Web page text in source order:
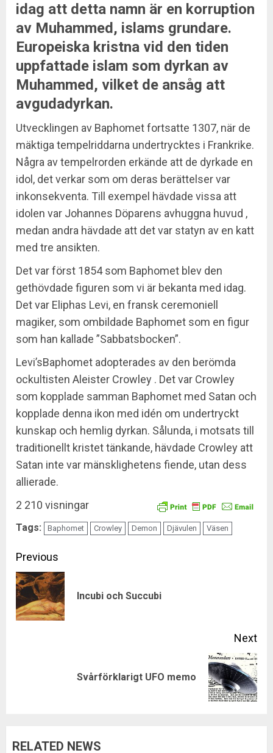
idag att detta namn är en korruption
av Muhammed, islams grundare.
Europeiska kristna vid den tiden
uppfattade islam som dyrkan av
Muhammed, vilket de ansåg att
avgudadyrkan.
Utvecklingen av Baphomet fortsatte 1307, när de
mäktiga tempelriddarna undertrycktes i Frankrike.
Några av tempelrorden erkände att de dyrkade en
idol, det verkar som om deras berättelser var
inkonsekventa. Till exempel hävdade vissa att
idolen var Johannes Döparens avhuggna huvud ,
medan andra hävdade att det var statyn av en katt
med tre ansikten.
Det var först 1854 som Baphomet blev den
gethövdade figuren som vi är bekanta med idag.
Det var Eliphas Levi, en fransk ceremoniell
magiker, som ombildade Baphomet som en figur
som han kallade ”Sabbatsbocken”.
Levi’sBaphomet adopterades av den berömda
ockultisten Aleister Crowley . Det var Crowley
som kopplade samman Baphomet med Satan och
kopplade denna ikon med idén om undertryckt
kunskap och hemlig dyrkan. Sålunda, i motsats till
traditionellt kristet tänkande, hävdade Crowley att
Satan inte var mänsklighetens fiende, utan dess
allierade.
2 210 visningar
Tags: Baphomet Crowley Demon Djävulen Väsen
Continue
Reading
Previous
Incubi och Succubi
Next
Svårförklarigt UFO memo
RELATED NEWS